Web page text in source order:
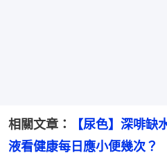
相關文章：
【尿色】深啡缺
液看健康每日應小便幾次？